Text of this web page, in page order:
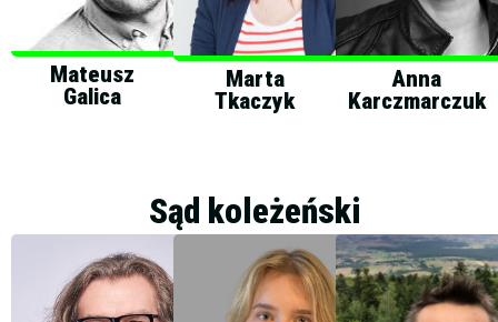
Mateusz
Galica
Marta
Tkaczyk
Anna
Karczmarczuk
Sąd koleżeński